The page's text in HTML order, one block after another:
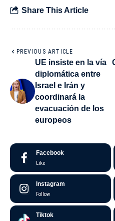
Share This Article
PREVIOUS ARTICLE
UE insiste en la vía
diplomática entre
Israel e Irán y
coordinará la
evacuación de los
europeos
Facebook
Like
Instagram
Follow
Tiktok